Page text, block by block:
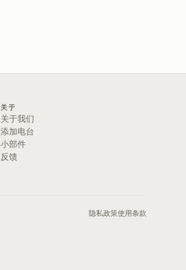
关于
关于我们
添加电台
小部件
反馈
隐私政策使用条款